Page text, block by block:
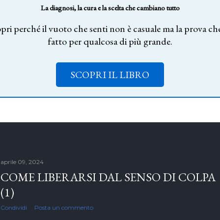
La diagnosi, la cura e la scelta che cambiano tutto
perché il vuoto che senti non è casuale ma la prova
fatto per qualcosa di più grande.
SCOPRI IL LIBRO
aprile 09, 2024
COME LIBERARSI DAL SENSO DI COLPA
(1)
Condividi Posta un commento